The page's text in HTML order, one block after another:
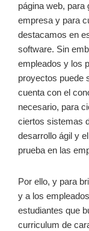
página web, para
empresa y para
destacamos en
software. Sin
empleados y los
proyectos puede
cuenta con el
necesario, para
ciertos sistemas
desarrollo ágil y
prueba en las
Por ello, y para
y a los
estudiantes que
curriculum de